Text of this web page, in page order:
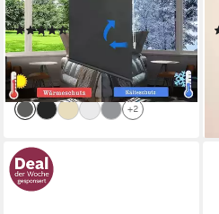
easyfix
ab 11,77 € 33,00 €
-64%
lieferbar - in 3-4 Werktagen bei dir
+2